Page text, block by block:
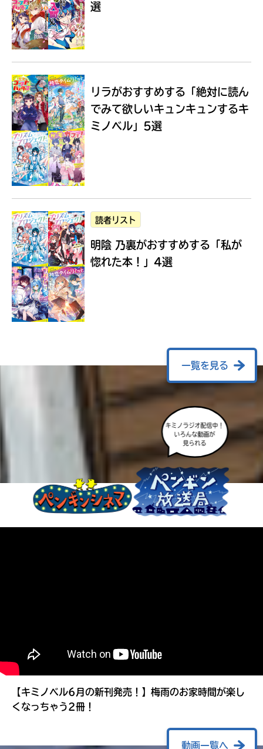
Loading...
選
リラがおすすめする 「絶対に読ん
でみて欲しいキュンキュンするキ
ミノベル」5選
読者リスト
明陰 乃裏がおすすめする 「私が
惚れた本！」4選
一覧を見る
キミノラジオ配信中！
いろんな動画が
見られる
【キミノベル6月の新刊発売！】梅雨のお家時間が楽し
くなっちゃう2冊！
動画一覧へ
に
エ
も
度
み
て
ね
る